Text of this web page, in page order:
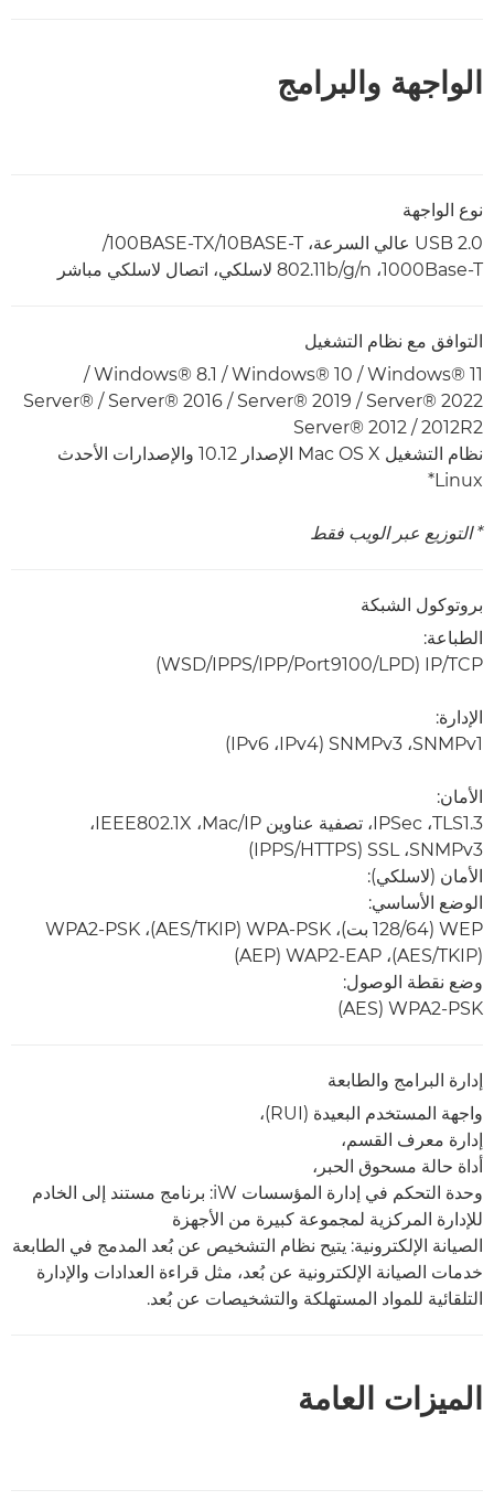
الواجهة والبرامج
نوع الواجهة
USB 2.0 عالي السرعة، 10BASE-T/‏100BASE-TX/‏
1000Base-T‏، 802.11b/g/n لاسلكي، اتصال لاسلكي مباشر
التوافق مع نظام التشغيل
Windows® 11‏ / Windows® 10‏ / Windows® 8.1‏ /
Server® 2022‏ / Server® 2019‏ / Server® 2016‏ / Server®
2012R2‏ / Server® 2012‏
نظام التشغيل Mac OS X الإصدار 10.12 والإصدارات الأحدث
Linux*
* التوزيع عبر الويب فقط
بروتوكول الشبكة
الطباعة:
TCP‏/IP ‏(LPD‏/Port9100‏/IPP‏/IPPS‏/WSD)
الإدارة:
SNMPv1، ‏SNMPv3 ‏(IPv4، ‏IPv6)
الأمان:
TLS1.3، ‏IPSec، تصفية عناوين IP/‏Mac، ‏IEEE802.1X،
الأمان (لاسلكي):
الوضع الأساسي:
WEP ‏(64‏/128 بت)، WPA-PSK ‏(TKIP/‏AES)‏، WPA2-PSK
‏(TKIP/‏AES)، WAP2-EAP ‏(AEP)
وضع نقطة الوصول:
WPA2-PSK ‏(AES)
إدارة البرامج والطابعة
واجهة المستخدم البعيدة (RUI)،
إدارة معرف القسم،
أداة حالة مسحوق الحبر،
وحدة التحكم في إدارة المؤسسات iW: برنامج مستند إلى الخادم
للإدارة المركزية لمجموعة كبيرة من الأجهزة
الصيانة الإلكترونية: يتيح نظام التشخيص عن بُعد المدمج في الطابعة
خدمات الصيانة الإلكترونية عن بُعد، مثل قراءة العدادات والإدارة
التلقائية للمواد المستهلكة والتشخيصات عن بُعد.
الميزات العامة